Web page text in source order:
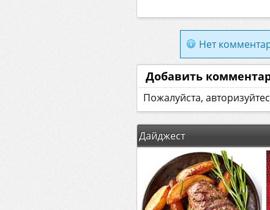
Нет
Добавить
Пожалуйста,
Дайджест